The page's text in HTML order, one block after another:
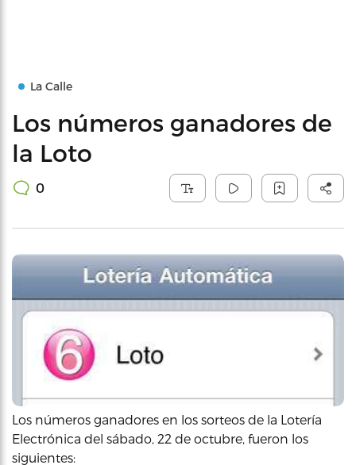
La Calle
Los números ganadores de
la Loto
0
Los números ganadores en los sorteos de la Lotería
Electrónica del sábado, 22 de octubre, fueron los
siguientes: